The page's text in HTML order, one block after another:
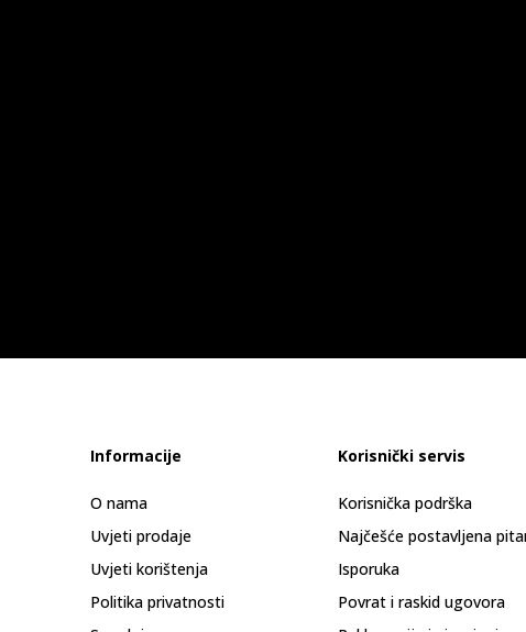
Informacije
O nama
Uvjeti prodaje
Uvjeti korištenja
Politika privatnosti
Korisnički servis
Korisnička podrška
Najčešće postavljena
Isporuka
Povrat i raskid ugovora